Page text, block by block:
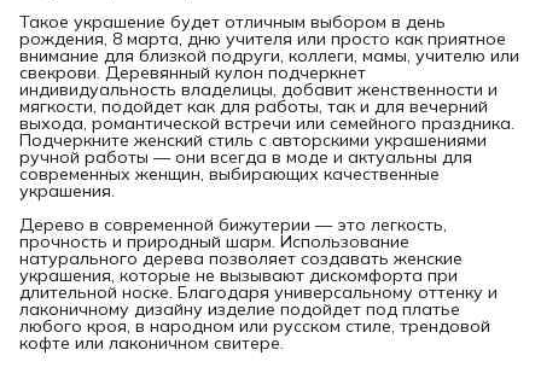
Такое украшение будет отличным выбором в день
рождения, 8 марта, дню учителя или просто как приятное
внимание для близкой подруги, коллеги, мамы, учителю или
свекрови. Деревянный кулон подчеркнет
индивидуальность владелицы, добавит женственности и
мягкости, подойдет как для работы, так и для вечерний
выхода, романтической встречи или семейного праздника.
Подчеркните женский стиль с авторскими украшениями
ручной работы — они всегда в моде и актуальны для
современных женщин, выбирающих качественные
украшения.
Дерево в современной бижутерии — это легкость,
прочность и природный шарм. Использование
натурального дерева позволяет создавать женские
украшения, которые не вызывают дискомфорта при
длительной носке. Благодаря универсальному оттенку и
лаконичному дизайну изделие подойдет под платье
любого кроя, в народном или русском стиле, трендовой
кофте или лаконичном свитере.